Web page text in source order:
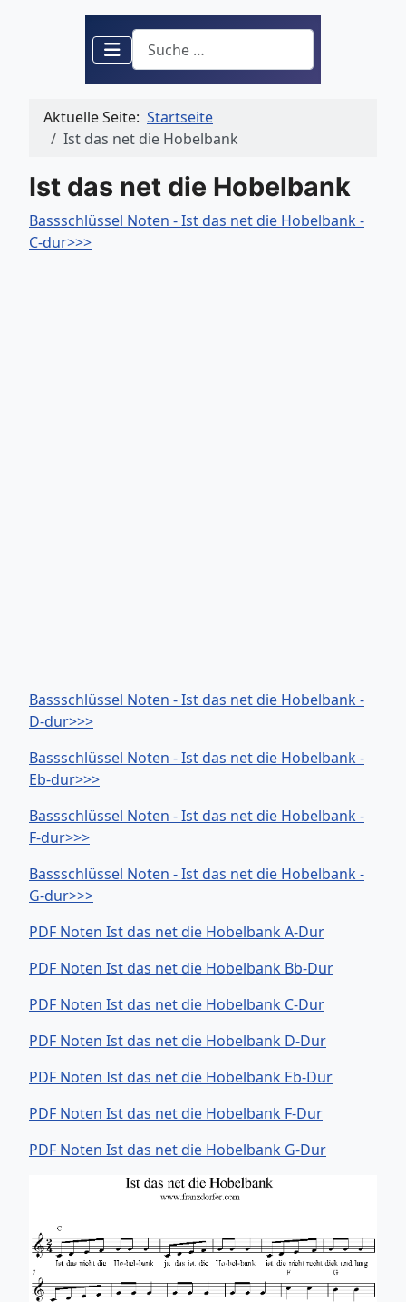
Suchen
Aktuelle Seite: Startseite
Ist das net die Hobelbank
Ist das net die Hobelbank
Bassschlüssel Noten - Ist das net die Hobelbank -
C-dur>>>
Bassschlüssel Noten - Ist das net die Hobelbank -
D-dur>>>
Bassschlüssel Noten - Ist das net die Hobelbank -
Eb-dur>>>
Bassschlüssel Noten - Ist das net die Hobelbank -
F-dur>>>
Bassschlüssel Noten - Ist das net die Hobelbank -
G-dur>>>
PDF Noten Ist das net die Hobelbank A-Dur
PDF Noten Ist das net die Hobelbank Bb-Dur
PDF Noten Ist das net die Hobelbank C-Dur
PDF Noten Ist das net die Hobelbank D-Dur
PDF Noten Ist das net die Hobelbank Eb-Dur
PDF Noten Ist das net die Hobelbank F-Dur
PDF Noten Ist das net die Hobelbank G-Dur